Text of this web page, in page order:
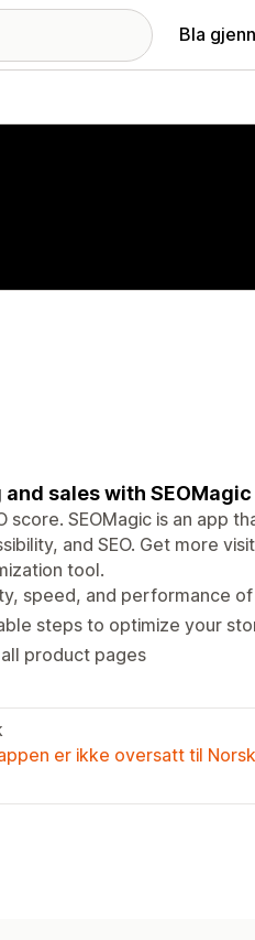
Bla
sales with SEOMagic
score. SEOMagic is an app
and SEO. Get more
tool.
speed, and performance
steps to optimize your
product pages
er ikke oversatt til